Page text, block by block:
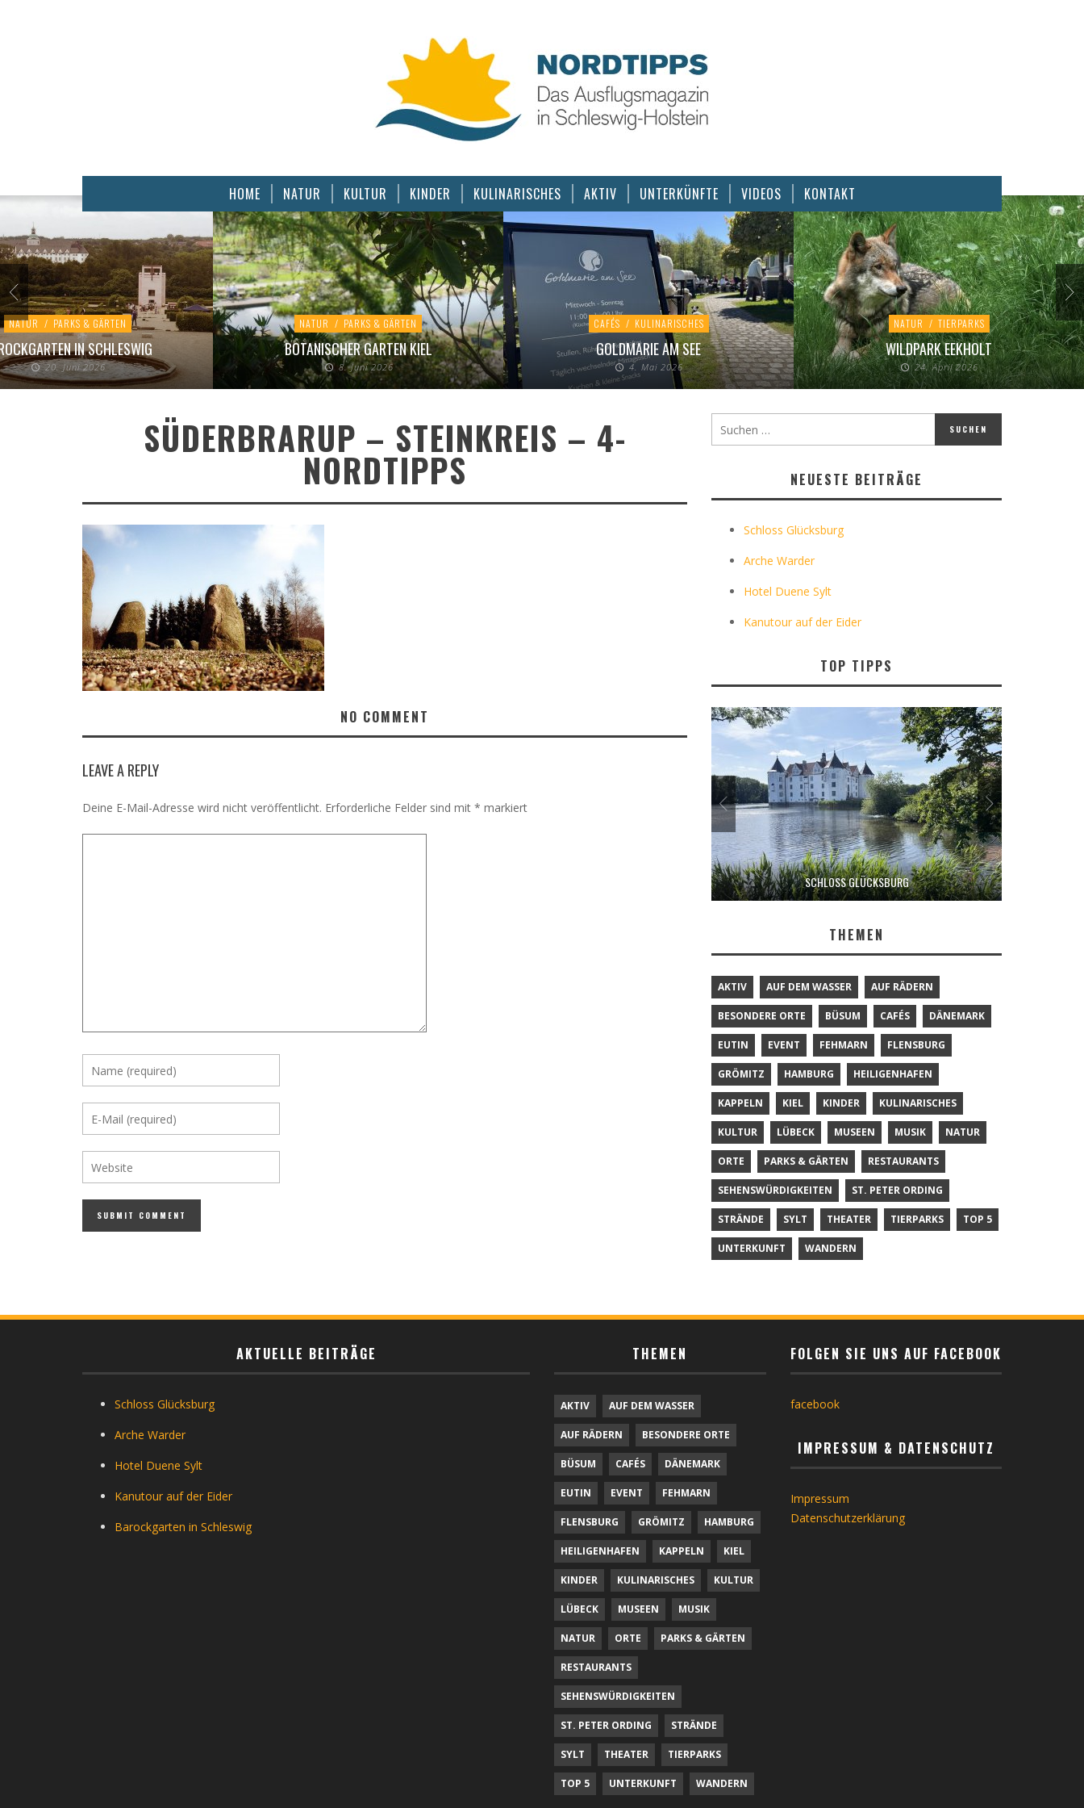
HOME NATUR KULTUR KINDER KULINARISCHES AKTIV UNTERKÜNFTE VIDEOS KONTAKT
NATUR / PARKS & GÄRTEN
IN SCHLESWIG
20. Juni 2026
NATUR / PARKS & GÄRTEN
BOTANISCHER GARTEN KIEL
8. Juni 2026
CAFÉS / KULINARISCHES
GOLDMARIE AM SEE
4. Mai 2026
NATUR / TIERPARKS
WILDPARK EEKHOLT
24. April 2026
SÜDERBRARUP – STEINKREIS – 4-
NORDTIPPS
NO COMMENT
LEAVE A REPLY
Deine E-Mail-Adresse wird nicht veröffentlicht. Erforderliche Felder sind mit * markiert
NEUESTE BEITRÄGE
Schloss Glücksburg
Arche Warder
Hotel Duene Sylt
Kanutour auf der Eider
TOP TIPPS
SCHLOSS GLÜCKSBURG
THEMEN
AKTIV AUF DEM WASSER AUF RÄDERN
BESONDERE ORTE BÜSUM CAFÉS DÄNEMARK
EUTIN EVENT FEHMARN FLENSBURG
GRÖMITZ HAMBURG HEILIGENHAFEN
KAPPELN KIEL KINDER KULINARISCHES
KULTUR LÜBECK MUSEEN MUSIK NATUR
ORTE PARKS & GÄRTEN RESTAURANTS
SEHENSWÜRDIGKEITEN ST. PETER ORDING
STRÄNDE SYLT THEATER TIERPARKS TOP 5
UNTERKUNFT WANDERN
AKTUELLE BEITRÄGE
Schloss Glücksburg
Arche Warder
Hotel Duene Sylt
Kanutour auf der Eider
Barockgarten in Schleswig
THEMEN
AKTIV AUF DEM WASSER
AUF RÄDERN BESONDERE ORTE
BÜSUM CAFÉS DÄNEMARK
EUTIN EVENT FEHMARN
FLENSBURG GRÖMITZ HAMBURG
HEILIGENHAFEN KAPPELN KIEL
KINDER KULINARISCHES KULTUR
LÜBECK MUSEEN MUSIK
NATUR ORTE PARKS & GÄRTEN
RESTAURANTS
SEHENSWÜRDIGKEITEN
ST. PETER ORDING STRÄNDE
SYLT THEATER TIERPARKS
TOP 5 UNTERKUNFT WANDERN
FOLGEN SIE UNS AUF FACEBOOK
facebook
IMPRESSUM & DATENSCHUTZ
Impressum
Datenschutzerklärung